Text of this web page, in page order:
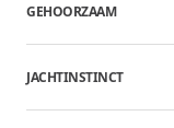
GEHOORZAAM
JACHTINSTINCT